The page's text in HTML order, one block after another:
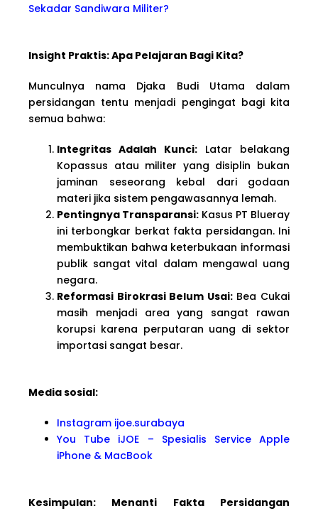
Sekadar Sandiwara Militer?
Insight Praktis: Apa Pelajaran Bagi Kita?
Munculnya nama Djaka Budi Utama dalam
persidangan tentu menjadi pengingat bagi kita
semua bahwa:
Integritas Adalah Kunci: Latar belakang
Kopassus atau militer yang disiplin bukan
jaminan seseorang kebal dari godaan
materi jika sistem pengawasannya lemah.
Pentingnya Transparansi: Kasus PT Blueray
ini terbongkar berkat fakta persidangan. Ini
membuktikan bahwa keterbukaan informasi
publik sangat vital dalam mengawal uang
negara.
Reformasi Birokrasi Belum Usai:Bea Cukai
masih menjadi area yang sangat rawan
korupsi karena perputaran uang di sektor
importasi sangat besar.
Media sosial:
Instagram ijoe.surabaya
You Tube iJOE – Spesialis Service Apple
iPhone & MacBook
Kesimpulan: Menanti Fakta Persidangan